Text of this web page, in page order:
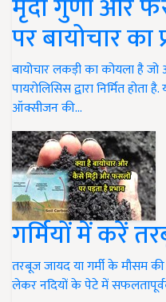
पर बायोचार का
बायोचार लकड़ी का कोयला है
पायरोलिसिस द्वारा निर्मित होता
ऑक्सीजन की…
गर्मियों में करें
तरबूज जायद या गर्मी के मौसम
लेकर नदियों के पेटे में